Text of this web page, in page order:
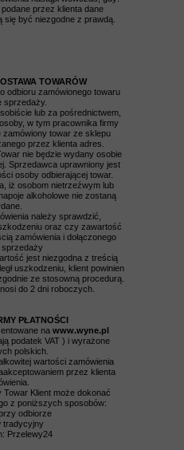
przez klienta dane
się być niezgodne z prawdą.
TOWARÓW
odbioru zamówionego towaru
sprzedaży.
lub za pośrednictwem,
w tym pracownika firmy
towar ze sklepu
przez klienta adres.
nie będzie wydany osobie
Sprzedawca uprawniony jest
osoby odbierającej towar.
iż osobom nietrzeźwym lub
alkoholowe nie zostaną
należy sprawdzić,
oraz czy zawartość
zamówienia i dołączonego
sprzedaży
jest niezgodna z treścią
uszkodzeniu, klient powinien
ze stosowną procedurą.
do 2 dni roboczych.
PŁATNOŚCI
na www.wyne.pl
podatek VAT ) i wyrażone
polskich.
wartości zamówienia
przez klienta
Towar Klient może dokonać
z poniższych sposobów:
odbiorze
tradycyjny
Przelewy24